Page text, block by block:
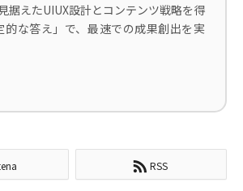
据えたUIUX設計とコンテンツ戦略を得
な答え」で、最速での成果創出を実
RSS